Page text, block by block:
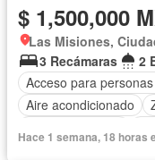
$ 1,500,000
Las Misiones,
3 Recámaras
2
Acceso para
Aire acondicionado
Hace 1 semana, 18 horas